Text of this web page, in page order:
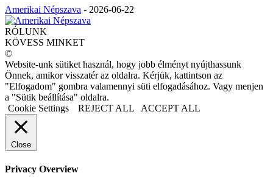
Amerikai Népszava - 2026-06-22
RÓLUNK
KÖVESS MINKET
©
Website-unk sütiket használ, hogy jobb élményt nyújthassunk
Önnek, amikor visszatér az oldalra. Kérjük, kattintson az
"Elfogadom" gombra valamennyi süti elfogadásához. Vagy menjen
a "Sütik beállítása" oldalra.
Cookie Settings
REJECT ALL ACCEPT ALL
Close
Privacy Overview